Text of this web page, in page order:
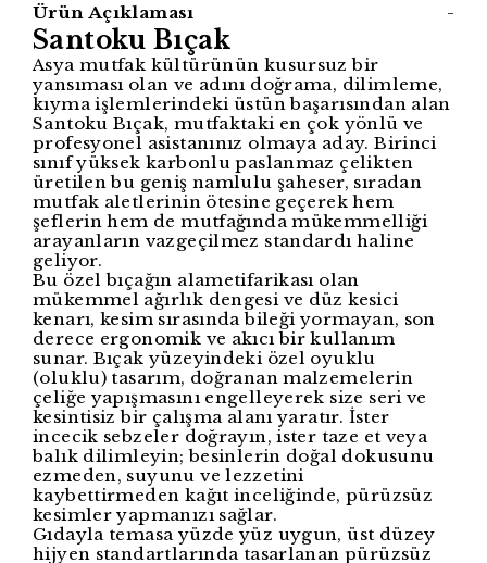
Ürün Açıklaması -
Santoku Bıçak
Asya mutfak kültürünün kusursuz bir
yansıması olan ve adını doğrama, dilimleme,
kıyma işlemlerindeki üstün başarısından alan
Santoku Bıçak, mutfaktaki en çok yönlü ve
profesyonel asistanınız olmaya aday. Birinci
sınıf yüksek karbonlu paslanmaz çelikten
üretilen bu geniş namlulu şaheser, sıradan
mutfak aletlerinin ötesine geçerek hem
şeflerin hem de mutfağında mükemmelliği
arayanların vazgeçilmez standardı haline
geliyor.
Bu özel bıçağın alametifarikası olan
mükemmel ağırlık dengesi ve düz kesici
kenarı, kesim sırasında bileği yormayan, son
derece ergonomik ve akıcı bir kullanım
sunar. Bıçak yüzeyindeki özel oyuklu
(oluklu) tasarım, doğranan malzemelerin
çeliğe yapışmasını engelleyerek size seri ve
kesintisiz bir çalışma alanı yaratır. İster
incecik sebzeler doğrayın, ister taze et veya
balık dilimleyin; besinlerin doğal dokusunu
ezmeden, suyunu ve lezzetini
kaybettirmeden kağıt inceliğinde, pürüzsüz
kesimler yapmanızı sağlar.
Gıdayla temasa yüzde yüz uygun, üst düzey
hijyen standartlarında tasarlanan pürüzsüz